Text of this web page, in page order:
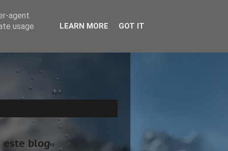
este blog
agent
usage
LEARN MORE GOT IT